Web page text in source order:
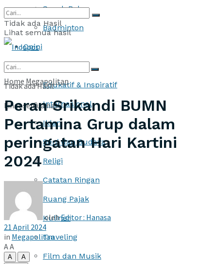
Sepak Bola
Badminton
Opini
Edukatif & Inspiratif
Internasional
Iklan
Seni dan Budaya
Religi
Catatan Ringan
Ruang Pajak
Kuliner
Traveling
Film dan Musik
Tidak ada Hasil
Lihat semua hasil
Tidak ada Hasil
Lihat semua hasil
Home Megapolitan
Peran Srikandi BUMN
Pertamina Grup dalam
peringatan Hari Kartini
2024
olehEditor : Hanasa
21 April 2024
in Megapolitan
AA
A
A